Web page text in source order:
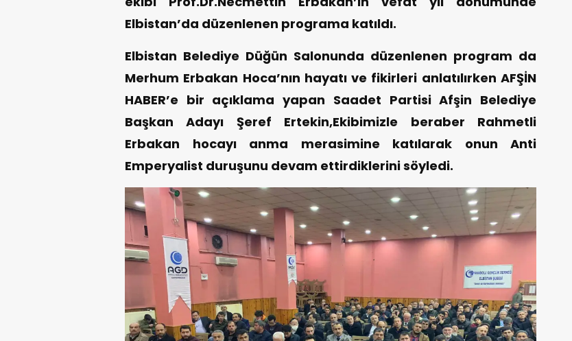
Elbistan’da düzenlenen programa katıldı.
Elbistan Belediye Düğün Salonunda düzenlenen program da
Merhum Erbakan Hoca’nın hayatı ve fikirleri anlatılırken AFŞİN
HABER’e bir açıklama yapan Saadet Partisi Afşin Belediye
Başkan Adayı Şeref Ertekin,Ekibimizle beraber Rahmetli
Erbakan hocayı anma merasimine katılarak onun Anti
Emperyalist duruşunu devam ettirdiklerini söyledi.